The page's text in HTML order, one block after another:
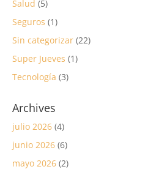
Salud (5)
Seguros (1)
Sin categorizar (22)
Super Jueves (1)
Tecnología (3)
Archives
julio 2026 (4)
junio 2026 (6)
mayo 2026 (2)